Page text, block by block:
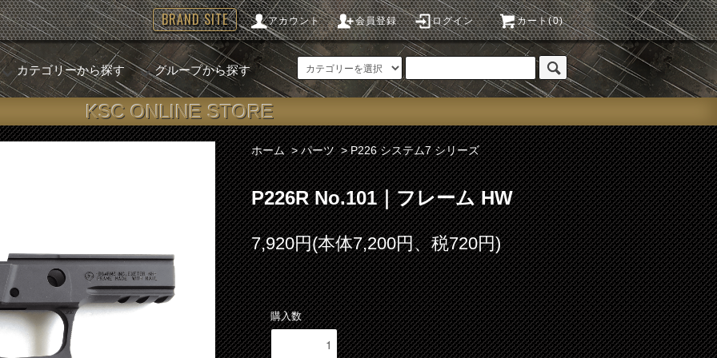
アカウント 会員登録 ログイン カート(0)
BRAND SITE
カテゴリーから探す グループから探す
KSC ONLINE STORE
ホーム >パーツ >P226 システム7 シリーズ
P226R No.101｜フレーム HW
7,920円(本体7,200円、税720円)
購入数